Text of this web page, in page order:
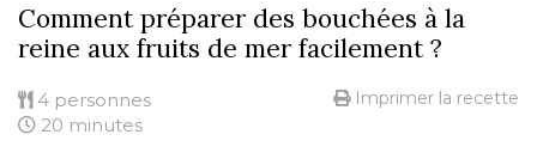
Comment préparer des bouchées à la
reine aux fruits de mer facilement ?
4 personnes
20 minutes
Imprimer la recette